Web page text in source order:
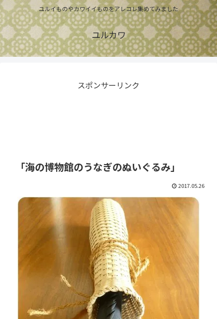
ユルイものやカワイイものをアレコレ集めてみました
ユルカワ
スポンサーリンク
「海の博物館のうなぎのぬいぐるみ」
2017.05.26